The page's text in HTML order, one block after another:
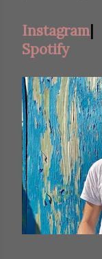
Instagram
Spotify